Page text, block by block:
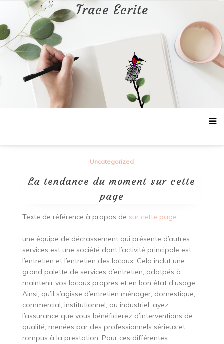
contenu
Trace Ecrite
Uncategorized
La tendance du moment sur cette
page
Texte de référence à propos de sur cette page
une équipe de décrassement qui présente d’autres
services est une société dont l’activité principale est
l’entretien et l’entretien des locaux. Cela inclut une
grand palette de services d’entretien, adatpés à
maintenir vos locaux propres et en bon état d’usage.
Ainsi, qu’il s’agisse d’entretien ménager, domestique,
commercial, institutionnel, ou industriel, ayez
l’assurance que vous bénéficierez d’interventions de
qualité, menées par des professionnels sérieux et
rompus à la prestation. Pour ces différentes